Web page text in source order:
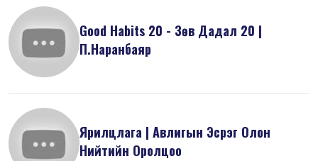
Good Habits 20 - Зөв Дадал 20 |
П.Наранбаяр
Ярилцлага | Авлигын Эсрэг Олон
Нийтийн Оролцоо